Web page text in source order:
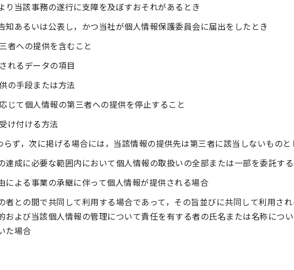
り当該事務の遂行に支障を及ぼすおそれがあるとき
知あるいは公表し，かつ当社が個人情報保護委員会に届出をしたとき
者への提供を含むこと
れるデータの項目
の手段または方法
じて個人情報の第三者への提供を停止すること
け付ける方法
ず，次に掲げる場合には，当該情報の提供先は第三者に該当しないものと
達成に必要な範囲内において個人情報の取扱いの全部または一部を委託す
による事業の承継に伴って個人情報が提供される場合
者との間で共同して利用する場合であって，その旨並びに共同して利用さ
および当該個人情報の管理について責任を有する者の氏名または名称につ
た場合